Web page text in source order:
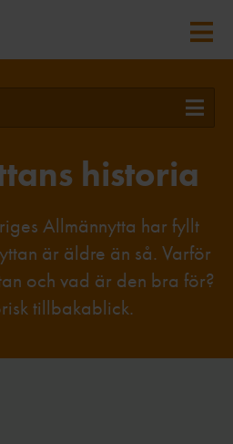
historia
Allmännytta har fyllt
är äldre än så. Varför
och vad är den bra för?
tillbakablick.